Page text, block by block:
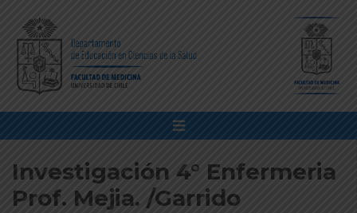
Investigación 4° Enfermeria
Prof. Mejia. /Garrido